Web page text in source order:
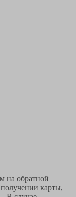
на обратной
карты,